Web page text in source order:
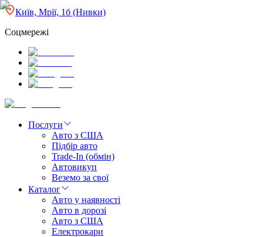
Київ, Мрії, 1б (Нивки)
Соцмережі
Послуги
Авто з США
Підбір авто
Trade-In (обмін)
Автовикуп
Веземо за свої
Каталог
Авто у наявності
Авто в дорозі
Авто з США
Електрокари